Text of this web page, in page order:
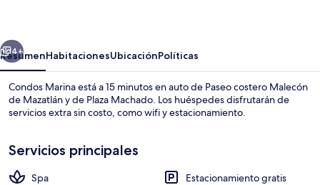
Siguiente
4+
ResumenHabitacionesUbicaciónPolíticas
Condos Marina está a 15 minutos en auto de Paseo costero Malecón
de Mazatlán y de Plaza Machado. Los huéspedes disfrutarán de
servicios extra sin costo, como wifi y estacionamiento.
Servicios principales
Spa
Estacionamiento gratis